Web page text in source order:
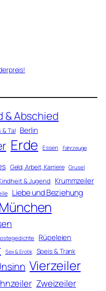
& Abschied
& Tal Berlin
Erde Essen Fahrzeuge
Geld, Arbeit, Karriere Grusel
& Jugend Krummzeiler
Liebe und Beziehung
Rüpeleien
Sex & Erotik Speis & Trank
Vierzeiler
Zweizeiler